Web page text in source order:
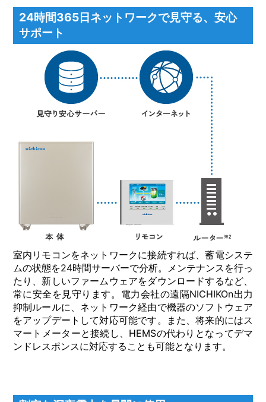
24時間365日ネットワークで見守る、安心
サポート
室内リモコンをネットワークに接続すれば、蓄電システ
ムの状態を24時間サーバーで分析。メンテナンスを行っ
たり、新しいファームウェアをダウンロードするなど、
常に安全を見守ります。電力会社の遠隔NICHIKOn出力
抑制ルールに、ネットワーク経由で機器のソフトウェア
をアップデートして対応可能です。また、将来的にはス
マートメーターと接続し、HEMSの代わりとなってデマ
ンドレスポンスに対応することも可能となります。